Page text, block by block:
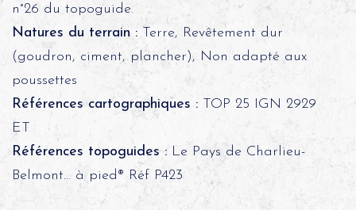
n°26 du topoguide.
Natures du terrain :Terre, Revêtement dur
(goudron, ciment, plancher), Non adapté aux
poussettes
Références cartographiques :TOP 25 IGN 2929
ET
Références topoguides :Le Pays de Charlieu-
Belmont… à pied® Réf P423